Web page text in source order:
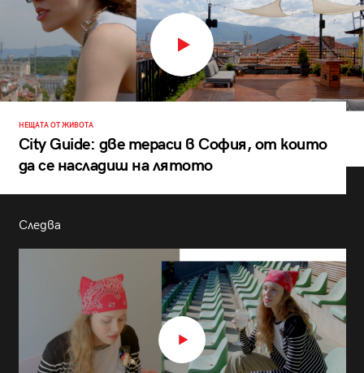
НЕЩАТА ОТ ЖИВОТА
City Guide: две тераси в София, от които
да се насладиш на лятото
Следва